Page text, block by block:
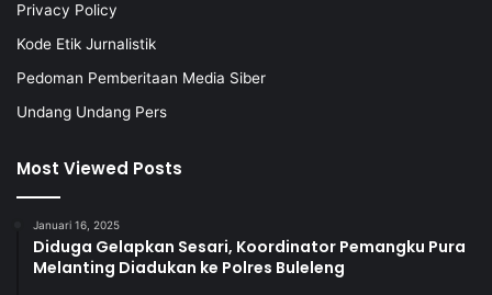
Privacy Policy
Kode Etik Jurnalistik
Pedoman Pemberitaan Media Siber
Undang Undang Pers
Most Viewed Posts
Januari 16, 2025
Diduga Gelapkan Sesari, Koordinator Pemangku Pura
Melanting Diadukan ke Polres Buleleng